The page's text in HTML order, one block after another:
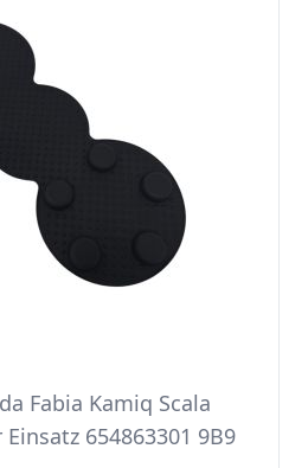
Fabia Kamiq Scala
Getränkehalter Einsatz 654863301 9B9